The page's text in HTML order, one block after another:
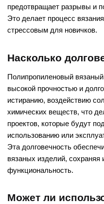
предотвращает разрывы и
Это делает процесс
стрессовым для новичков.
Насколько
Полипропиленовый
высокой прочностью и
истиранию, воздействию
химических веществ, что
проектов, которые будут
использованию или
Эта долговечность
вязаных изделий,
функциональность.
Может ли